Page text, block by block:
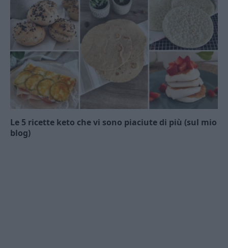
Le 5 ricette keto che vi sono piaciute di più (sul mio
blog)